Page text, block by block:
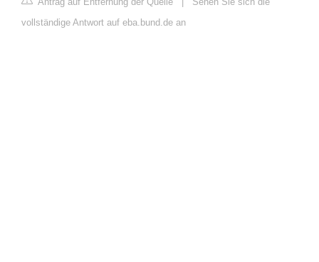
vollständige Antwort auf eba.bund.de an